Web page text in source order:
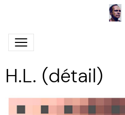
H.L. (détail)